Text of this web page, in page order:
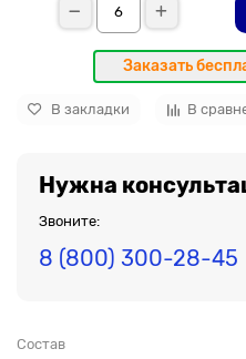
Заказать
В закладки В
Нужна
Звоните:
8 (800) 300-28-45
Состав